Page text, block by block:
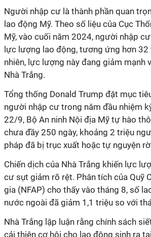
Người nhập cư là thành phần quan
lao động Mỹ. Theo số liệu của Cục
Mỹ, vào cuối năm 2024, người nhập
lực lượng lao động, tương ứng hơn 32
nhiên, lực lượng này đang giảm mạnh
Nhà Trắng.
Tổng thống Donald Trump đặt mục
người nhập cư trong năm đầu nhiệm
22/9, Bộ An ninh Nội địa Mỹ tự hào
chưa đầy 250 ngày, khoảng 2 triệu
pháp đã bị trục xuất hoặc tự nguyện
Chiến dịch của Nhà Trắng khiến lực
cư sụt giảm rõ rệt. Phân tích của Quỹ
gia (NFAP) cho thấy vào tháng 8, số
nước ngoài đã giảm 1,1 triệu so với
Nhà Trắng lập luận rằng chính sách
cải thiện cơ hội cho lao động sinh ra